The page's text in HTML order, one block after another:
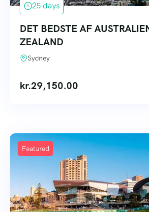
25 days
DET BEDSTE AF
ZEALAND
Sydney
kr.29,150.00
Featured